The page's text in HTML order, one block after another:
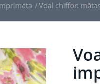
/Voal chiffon